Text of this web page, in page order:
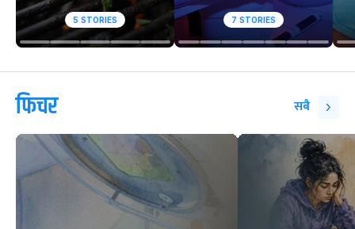
5 STORIES 7 STORIES
फिचर सबै